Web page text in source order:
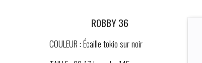
ROBBY 36
COULEUR : Écaille tokio sur noir